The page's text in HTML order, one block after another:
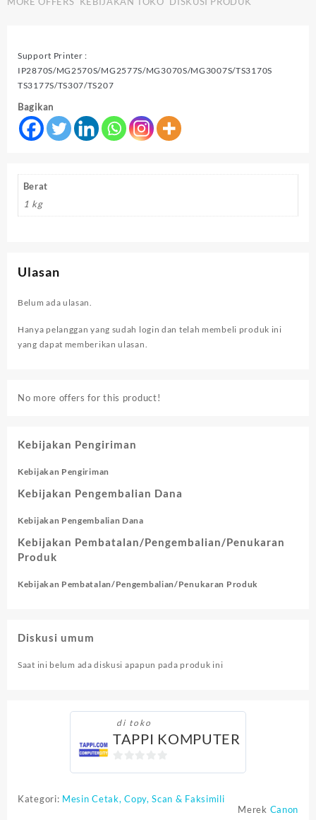
-
B
Original
Support Printer :
IP2870S/MG2570S/MG2577S/MG3070S/MG3007S/TS3170S
TS3177S/TS307/TS207
Bagikan
Berat
1 kg
Ulasan
Belum ada ulasan.
Hanya pelanggan yang sudah login dan telah membeli produk ini
yang dapat memberikan ulasan.
No more offers for this product!
Kebijakan Pengiriman
Kebijakan Pengiriman
Kebijakan Pengembalian Dana
Kebijakan Pengembalian Dana
Kebijakan Pembatalan/Pengembalian/Penukaran
Produk
Kebijakan Pembatalan/Pengembalian/Penukaran Produk
Diskusi umum
Saat ini belum ada diskusi apapun pada produk ini
di toko
TAPPI KOMPUTER
of
Kategori: Mesin Cetak, Copy, Scan & Faksimili
Merek Canon